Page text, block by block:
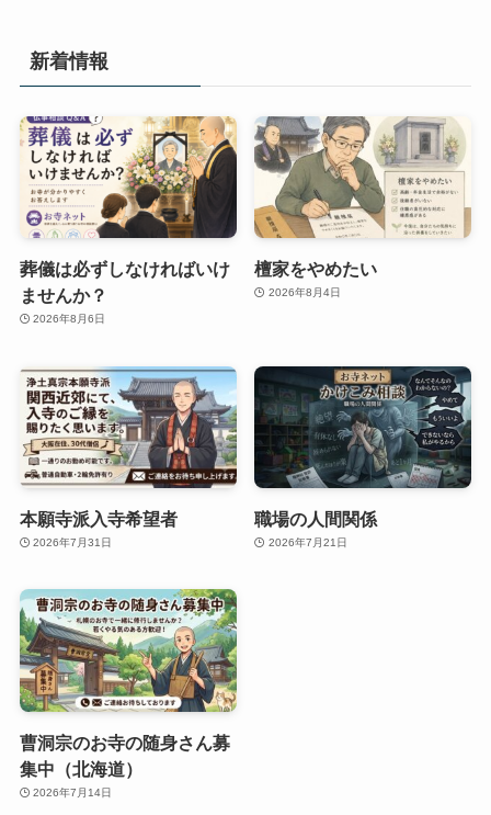
新着情報
葬儀は必ずしなければいけ
ませんか？
2026年8月6日
檀家をやめたい
2026年8月4日
本願寺派入寺希望者
2026年7月31日
職場の人間関係
2026年7月21日
曹洞宗のお寺の随身さん募
集中（北海道）
2026年7月14日